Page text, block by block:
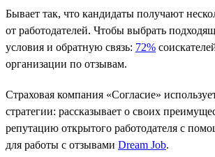
Бывает так, что кандидаты получают
от работодателей. Чтобы выбрать
условия и обратную связь: 72%
организации по отзывам.
Страховая компания «Согласие»
стратегии: рассказывает о своих
репутацию открытого работодателя с
для работы с отзывами Dream Job.